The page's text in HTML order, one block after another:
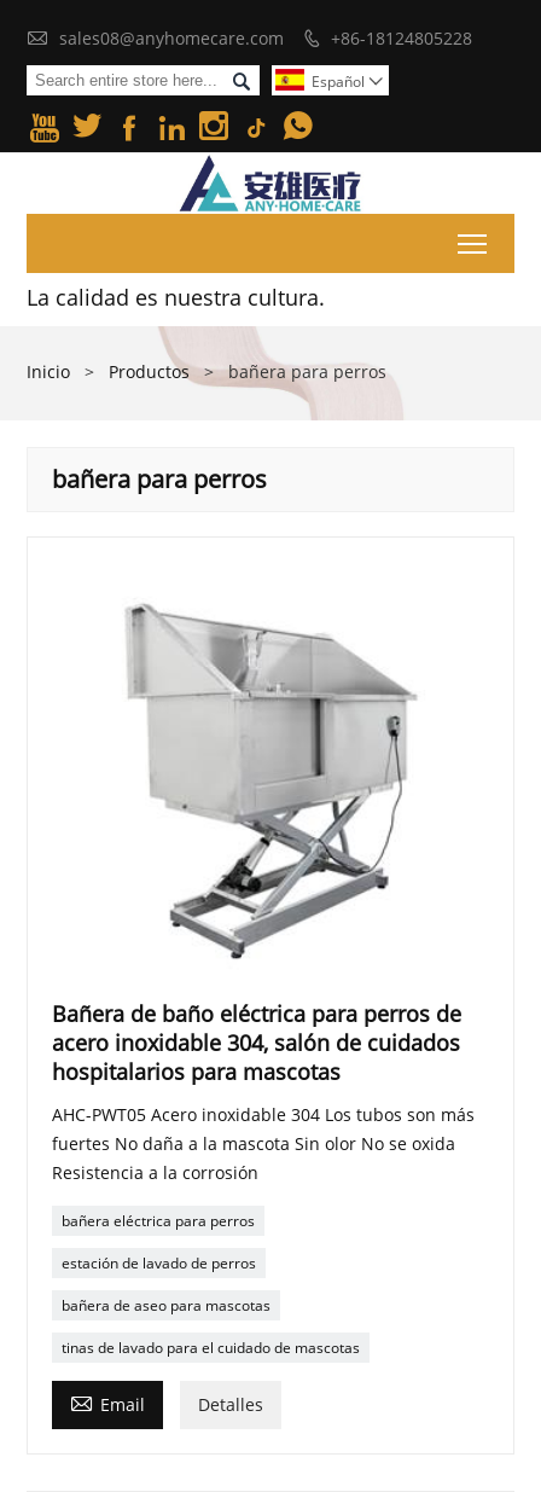
 sales08@anyhomecare.com  +86-18124805228
 Español 
     
La calidad es nuestra cultura.
Inicio > Productos > bañera para perros
bañera para perros
Bañera de baño eléctrica para perros de
acero inoxidable 304, salón de cuidados
hospitalarios para mascotas
AHC-PWT05 Acero inoxidable 304 Los tubos son más
fuertes No daña a la mascota Sin olor No se oxida
Resistencia a la corrosión
bañera eléctrica para perros
estación de lavado de perros
bañera de aseo para mascotas
tinas de lavado para el cuidado de mascotas
 Email Detalles